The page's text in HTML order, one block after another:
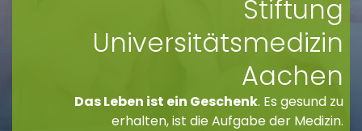
Stiftung
Universitätsmedizin
Aachen
Das Leben ist ein Geschenk. Es gesund zu
erhalten, ist die Aufgabe der Medizin.